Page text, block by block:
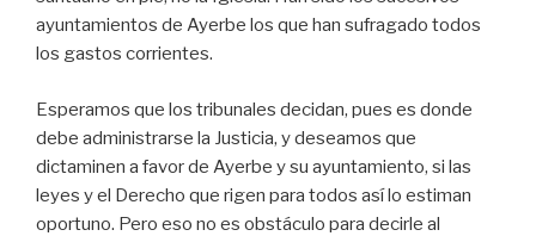
ayuntamientos de Ayerbe los que han sufragado todos
los gastos corrientes.
Esperamos que los tribunales decidan, pues es donde
debe administrarse la Justicia, y deseamos que
dictaminen a favor de Ayerbe y su ayuntamiento, si las
leyes y el Derecho que rigen para todos así lo estiman
oportuno. Pero eso no es obstáculo para decirle al